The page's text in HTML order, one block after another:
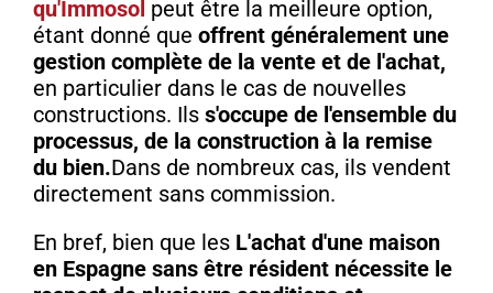
qu'Immosol peut être la meilleure option,
étant donné que offrent généralement une
gestion complète de la vente et de l'achat,
en particulier dans le cas de nouvelles
constructions. Ilss'occupe de l'ensemble du
processus, de la construction à la remise
du bien.Dans de nombreux cas, ils vendent
directement sans commission.
En bref, bien que les L'achat d'une maison
en Espagne sans être résident nécessite le